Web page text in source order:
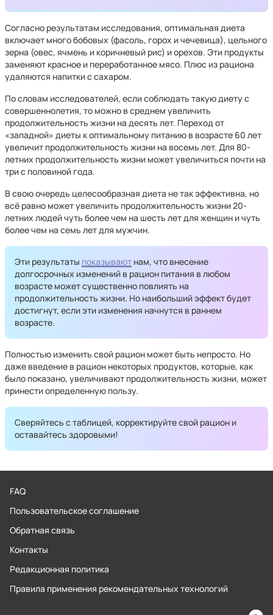
Согласно результатам исследования, оптимальная диета
включает много бобовых (фасоль, горох и чечевица), цельного
зерна (овес, ячмень и коричневый рис) и орехов. Эти продукты
заменяют красное и переработанное мясо. Плюс из рациона
удаляются напитки с сахаром.
По словам исследователей, если соблюдать такую диету с
совершеннолетия, то можно в среднем увеличить
продолжительность жизни на десять лет. Переход от
«западной» диеты к оптимальному питанию в возрасте 60 лет
увеличит продолжительность жизни на восемь лет. Для 80-
летних продолжительность жизни может увеличиться почти на
три с половиной года.
В свою очередь целесообразная диета не так эффективна, но
всё равно может увеличить продолжительность жизни 20-
летних людей чуть более чем на шесть лет для женщин и чуть
более чем на семь лет для мужчин.
Эти результаты показывают нам, что внесение
долгосрочных изменений в рацион питания в любом
возрасте может существенно повлиять на
продолжительность жизни. Но наибольший эффект будет
достигнут, если эти изменения начнутся в раннем
возрасте.
Полностью изменить свой рацион может быть непросто. Но
даже введение в рацион некоторых продуктов, которые, как
было показано, увеличивают продолжительность жизни, может
принести определенную пользу.
Сверяйтесь с таблицей, корректируйте свой рацион и
оставайтесь здоровыми!
FAQ
Пользовательское соглашение
Обратная связь
Контакты
Редакционная политика
Правила применения рекомендательных технологий